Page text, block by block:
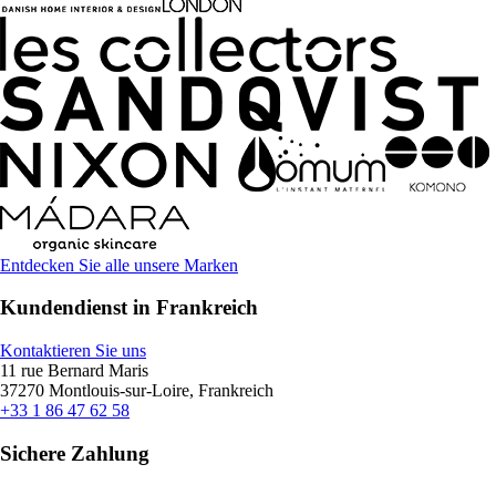
Entdecken Sie alle unsere Marken
Kundendienst in Frankreich
Kontaktieren Sie uns
11 rue Bernard Maris
37270 Montlouis-sur-Loire, Frankreich
+33 1 86 47 62 58
Sichere Zahlung